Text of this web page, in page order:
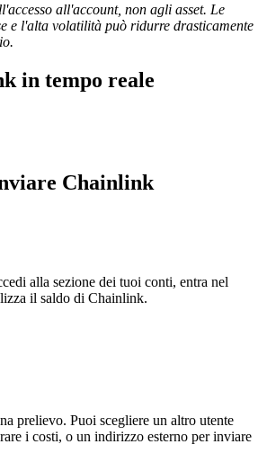
all'account, non agli asset. Le
e l'alta volatilità può ridurre drasticamente
in tempo reale
Chainlink
alla sezione dei tuoi conti, entra nel
il saldo di Chainlink.
prelievo. Puoi scegliere un altro utente
i costi, o un indirizzo esterno per inviare